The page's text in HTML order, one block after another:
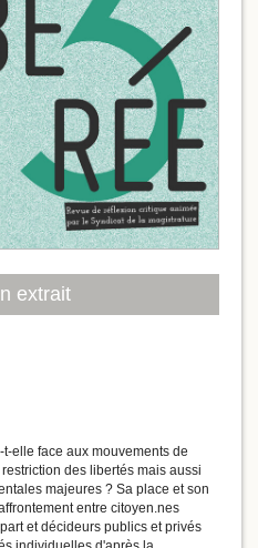
extrait
elle face aux mouvements de
des libertés mais aussi
majeures ? Sa place et son
entre citoyen.nes
et décideurs publics et privés